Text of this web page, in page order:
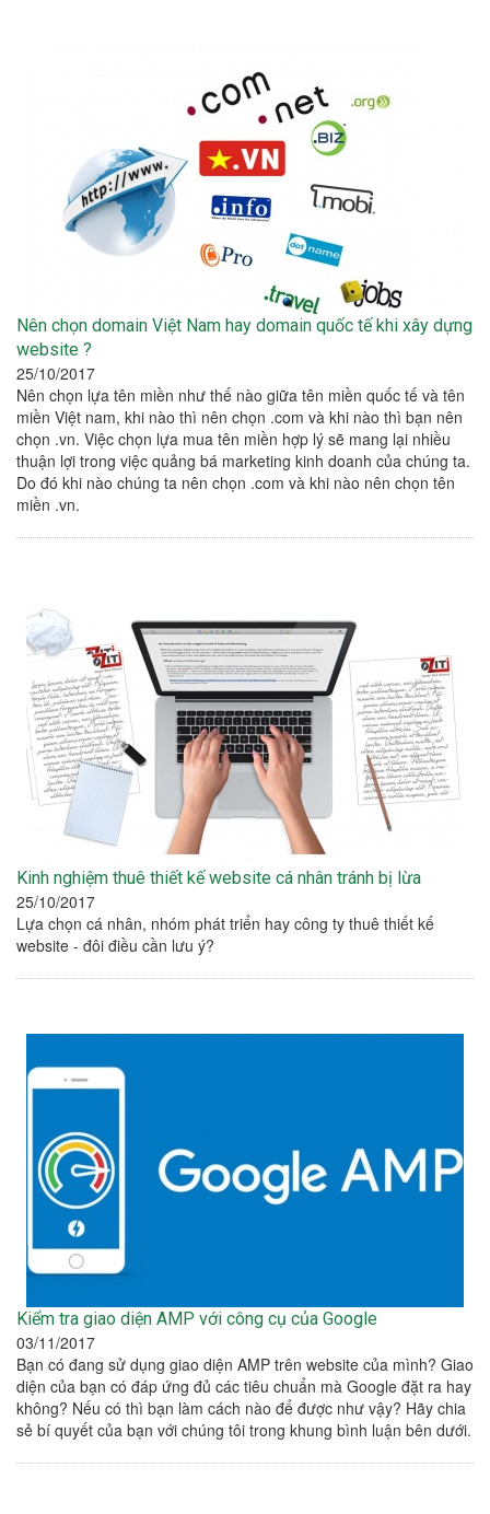
Nên chọn domain Việt Nam hay domain quốc tế khi xây dựng
website ?
25/10/2017
Nên chọn lựa tên miền như thế nào giữa tên miền quốc tế và tên
miền Việt nam, khi nào thì nên chọn .com và khi nào thì bạn nên
chọn .vn. Việc chọn lựa mua tên miền hợp lý sẽ mang lại nhiều
thuận lợi trong việc quảng bá marketing kinh doanh của chúng ta.
Do đó khi nào chúng ta nên chọn .com và khi nào nên chọn tên
miền .vn.
Kinh nghiệm thuê thiết kế website cá nhân tránh bị lừa
25/10/2017
Lựa chọn cá nhân, nhóm phát triển hay công ty thuê thiết kế
website - đôi điều cần lưu ý?
Kiểm tra giao diện AMP với công cụ của Google
03/11/2017
Bạn có đang sử dụng giao diện AMP trên website của mình? Giao
diện của bạn có đáp ứng đủ các tiêu chuẩn mà Google đặt ra hay
không? Nếu có thì bạn làm cách nào để được như vậy? Hãy chia
sẻ bí quyết của bạn với chúng tôi trong khung bình luận bên dưới.